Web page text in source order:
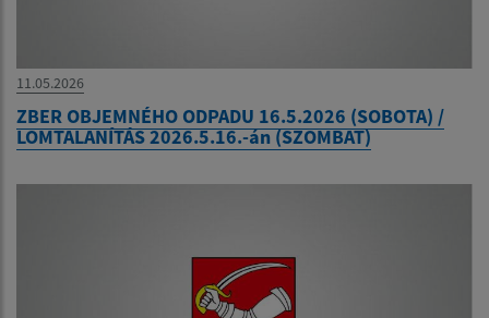
11.05.2026
ZBER OBJEMNÉHO ODPADU 16.5.2026 (SOBOTA) /
LOMTALANÍTÁS 2026.5.16.-án (SZOMBAT)